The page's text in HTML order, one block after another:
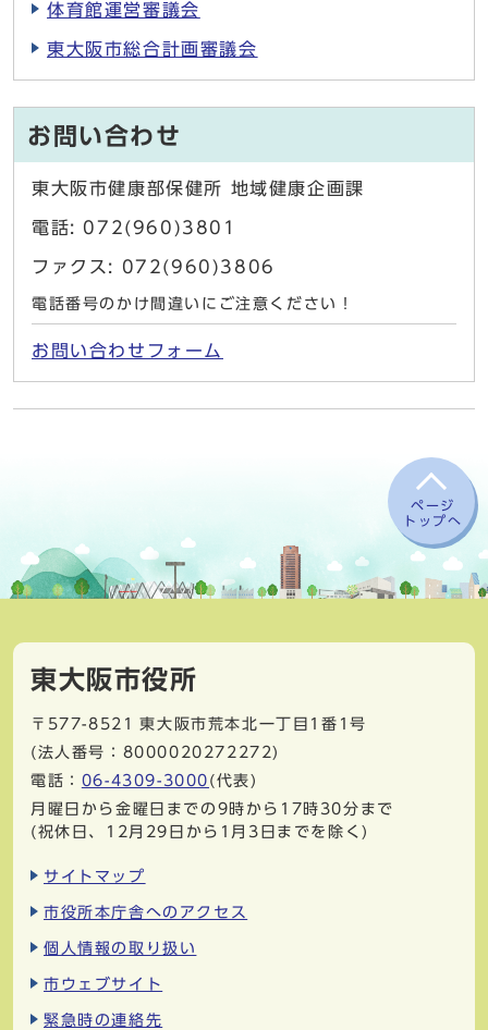
体育館運営審議会
東大阪市総合計画審議会
お問い合わせ
東大阪市健康部保健所 地域健康企画課
電話: 072(960)3801
ファクス: 072(960)3806
電話番号のかけ間違いにご注意ください！
お問い合わせフォーム
ページ
トップへ
東大阪市役所
〒577-8521
東大阪市荒本北一丁目1番1号
(法人番号：8000020272272)
電話： 06-4309-3000 (代表)
月曜日から金曜日までの9時から17時30分まで
(祝休日、12月29日から1月3日までを除く)
サイトマップ
市役所本庁舎へのアクセス
個人情報の取り扱い
市ウェブサイト
緊急時の連絡先